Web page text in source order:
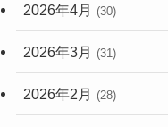
2026年4月 (30)
2026年3月 (31)
2026年2月 (28)